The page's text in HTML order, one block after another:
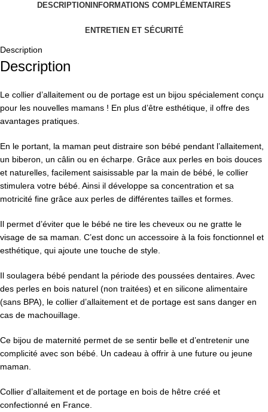
DESCRIPTION INFORMATIONS COMPLÉMENTAIRES
ENTRETIEN ET SÉCURITÉ
Description
Description
Le collier d’allaitement ou de portage est un bijou spécialement conçu
pour les nouvelles mamans ! En plus d’être esthétique, il offre des
avantages pratiques.
En le portant, la maman peut distraire son bébé pendant l’allaitement,
un biberon, un câlin ou en écharpe. Grâce aux perles en bois douces
et naturelles, facilement saisissable par la main de bébé, le collier
stimulera votre bébé. Ainsi il développe sa concentration et sa
motricité fine grâce aux perles de différentes tailles et formes.
Il permet d’éviter que le bébé ne tire les cheveux ou ne gratte le
visage de sa maman. C’est donc un accessoire à la fois fonctionnel et
esthétique, qui ajoute une touche de style.
Il soulagera bébé pendant la période des poussées dentaires. Avec
des perles en bois naturel (non traitées) et en silicone alimentaire
(sans BPA), le collier d’allaitement et de portage est sans danger en
cas de machouillage.
Ce bijou de maternité permet de se sentir belle et d’entretenir une
complicité avec son bébé. Un cadeau à offrir à une future ou jeune
maman.
Collier d’allaitement et de portage en bois de hêtre créé et
confectionné en France.